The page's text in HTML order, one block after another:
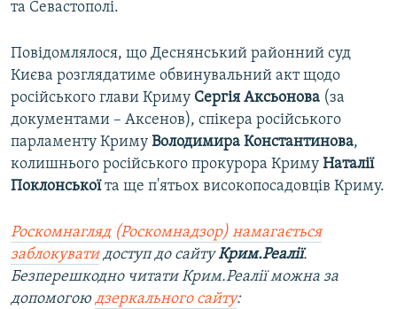
та Севастополі.
Повідомлялося, що Деснянський районний суд
Києва розглядатиме обвинувальний акт щодо
російського глави Криму Сергія Аксьонова (за
документами – Аксенов), спікера російського
парламенту Криму Володимира Константинова,
колишнього російського прокурора Криму Наталії
Поклонськоїта ще п'ятьох високопосадовців Криму.
Роскомнагляд (Роскомнадзор) намагається
заблокуватидоступ до сайтуКрим.Реалії.
Безперешкодно читати Крим.Реалії можна за
допомогою дзеркального сайту: